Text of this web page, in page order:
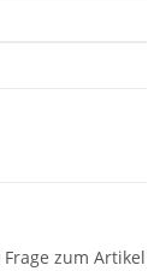
Frage zum Artikel